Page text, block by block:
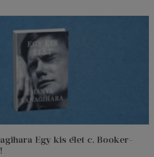
Egy kis élet c. Booker-